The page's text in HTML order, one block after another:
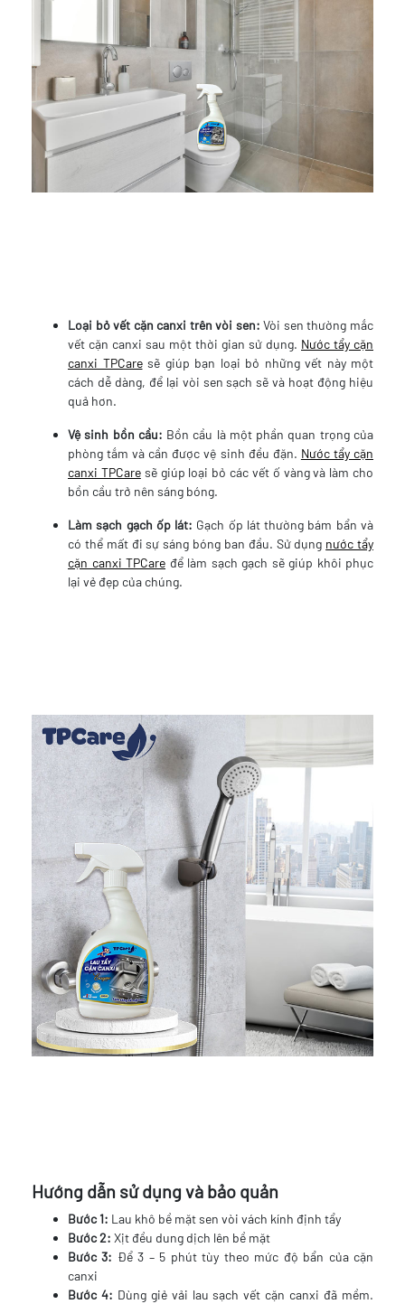
Loại bỏ vết cặn canxi trên vòi sen: Vòi sen thường mắc
vết cặn canxi sau một thời gian sử dụng. Nước tẩy cặn
canxi TPCaresẽ giúp bạn loại bỏ những vết này một
cách dễ dàng, để lại vòi sen sạch sẽ và hoạt động hiệu
quả hơn.
Vệ sinh bồn cầu: Bồn cầu là một phần quan trọng của
phòng tắm và cần được vệ sinh đều đặn. Nước tẩy cặn
canxi TPCaresẽ giúp loại bỏ các vết ố vàng và làm cho
bồn cầu trở nên sáng bóng.
Làm sạch gạch ốp lát: Gạch ốp lát thường bám bẩn và
có thể mất đi sự sáng bóng ban đầu. Sử dụng nước tẩy
cặn canxi TPCare để làm sạch gạch sẽ giúp khôi phục
lại vẻ đẹp của chúng.
Hướng dẫn sử dụng và bảo quản
Bước 1: Lau khô bề mặt sen vòi vách kính định tẩy
Bước 2: Xịt đều dung dịch lên bề mặt
Bước 3: Để 3 – 5 phút tùy theo mức độ bẩn của cặn
canxi
Bước 4: Dùng giẻ vải lau sạch vết cặn canxi đã mềm.